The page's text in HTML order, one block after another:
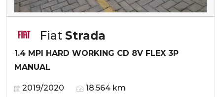
Fiat Strada
1.4 MPI HARD WORKING CD 8V FLEX 3P
MANUAL
2019/2020 18.564 km